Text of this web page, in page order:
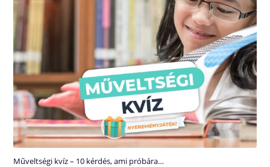
Műveltségi kvíz – 10 kérdés, ami próbára…